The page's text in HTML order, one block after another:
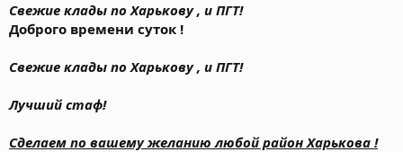
Свежие клады по Харькову , и ПГТ!
Доброго времени суток !
Свежие клады по Харькову , и ПГТ!
Лучший стаф!
Сделаем по вашему желанию любой район Харькова !